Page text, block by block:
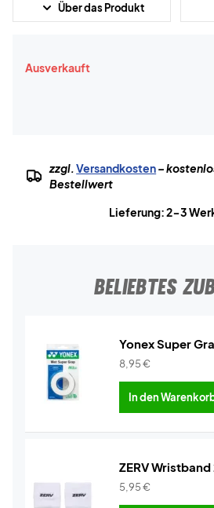
Über das Produkt
Ausverkauft
zzgl.Versandkosten–
Bestellwert
Lieferung: 2-3
BELIEBTES
Yonex Super
8,95€
In den
ZERV
5,95€